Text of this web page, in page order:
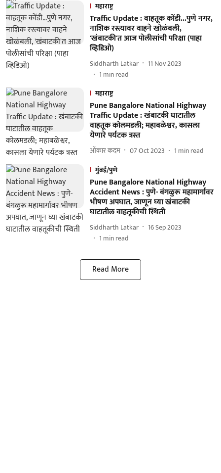
महाराष्ट्र
Traffic Update : वाहतूक काेंडी...पुणे नगर,
नाशिक रस्त्यावर वाहने खाेळंबली,
'खंबाटकी'त आज पाेलीसांची परिक्षा (पाहा
व्हिडिओ)
Siddharth Latkar
11 Nov 2023
1 min read
महाराष्ट्र
Pune Bangalore National Highway
Traffic Update : खंबाटकी घाटातील
वाहतूक कोलमडली; महाबळेश्वर, कासला
येणारे पर्यटक त्रस्त
ओंकार कदम 07 Oct 2023 1 min read
मुंबई/पुणे
Pune Bangalore National Highway
Accident News : पुणे- बंगळुरू महामार्गावर
भीषण अपघात, जाणून घ्या खंबाटकी
घाटातील वाहतूकीची स्थिती
Siddharth Latkar
16 Sep 2023
1 min read
Read More